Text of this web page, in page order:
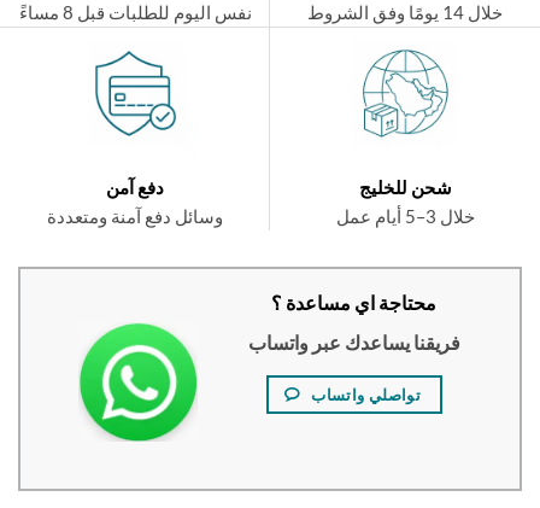
نفس اليوم للطلبات قبل 8 مساءً
شحن للخليج
دفع آمن
وسائل دفع آمنة ومتعددة
محتاجة اي مساعدة ؟
فريقنا يساعدك عبر واتساب
تواصلي واتساب